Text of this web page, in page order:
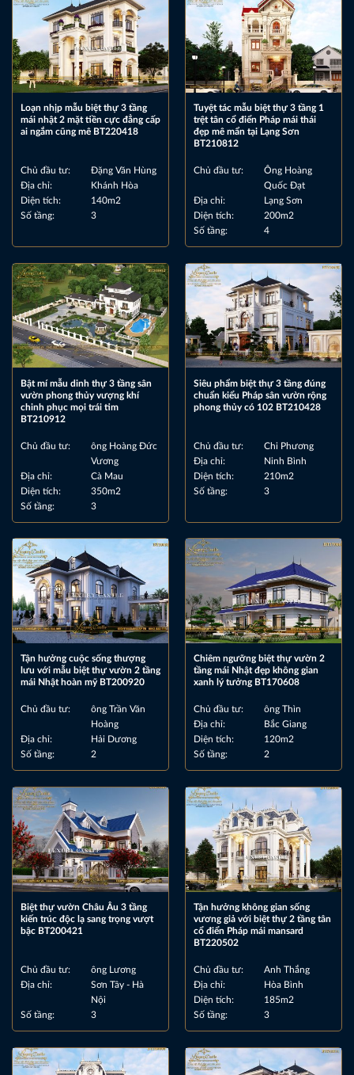
Loạn nhịp mẫu biệt thự 3 tầng
mái nhật 2 mặt tiền cực đẳng cấp
ai ngắm cũng mê BT220418
Chủ đầu tư:
Đặng Văn Hùng
Địa chỉ:
Khánh Hòa
Diện tích:
140m2
Số tầng:
3
Tuyệt tác mẫu biệt thự 3 tầng 1
trệt tân cổ điển Pháp mái thái
đẹp mê mẩn tại Lạng Sơn
BT210812
Chủ đầu tư:
Ông Hoàng
Quốc Đạt
Địa chỉ:
Lạng Sơn
Diện tích:
200m2
Số tầng:
4
Bật mí mẫu dinh thự 3 tầng sân
vườn phong thủy vượng khí
chinh phục mọi trái tim
BT210912
Chủ đầu tư:
ông Hoàng Đức
Vương
Địa chỉ:
Cà Mau
Diện tích:
350m2
Số tầng:
3
Siêu phẩm biệt thự 3 tầng đúng
chuẩn kiểu Pháp sân vườn rộng
phong thủy có 102 BT210428
Chủ đầu tư:
Chi Phương
Địa chỉ:
Ninh Bình
Diện tích:
210m2
Số tầng:
3
Tận hưởng cuộc sống thượng
lưu với mẫu biệt thự vườn 2 tầng
mái Nhật hoàn mỹ BT200920
Chủ đầu tư:
ông Trần Văn
Hoàng
Địa chỉ:
Hải Dương
Số tầng:
2
Chiêm ngưỡng biệt thự vườn 2
tầng mái Nhật đẹp không gian
xanh lý tưởng BT170608
Chủ đầu tư:
ông Thìn
Địa chỉ:
Bắc Giang
Diện tích:
120m2
Số tầng:
2
Biệt thự vườn Châu Âu 3 tầng
kiến trúc độc lạ sang trọng vượt
bậc BT200421
Chủ đầu tư:
ông Lương
Địa chỉ:
Sơn Tây - Hà
Nội
Số tầng:
3
Tận hưởng không gian sống
vương giả với biệt thự 2 tầng tân
cổ điển Pháp mái mansard
BT220502
Chủ đầu tư:
Anh Thắng
Địa chỉ:
Hòa Bình
Diện tích:
185m2
Số tầng:
3